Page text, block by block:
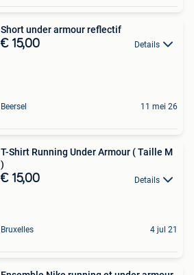
Short under armour reflectif
€ 15,00 Details
Beersel 11 mei 26
T-Shirt Running Under Armour ( Taille M
)
€ 15,00 Details
Bruxelles 4 jul 21